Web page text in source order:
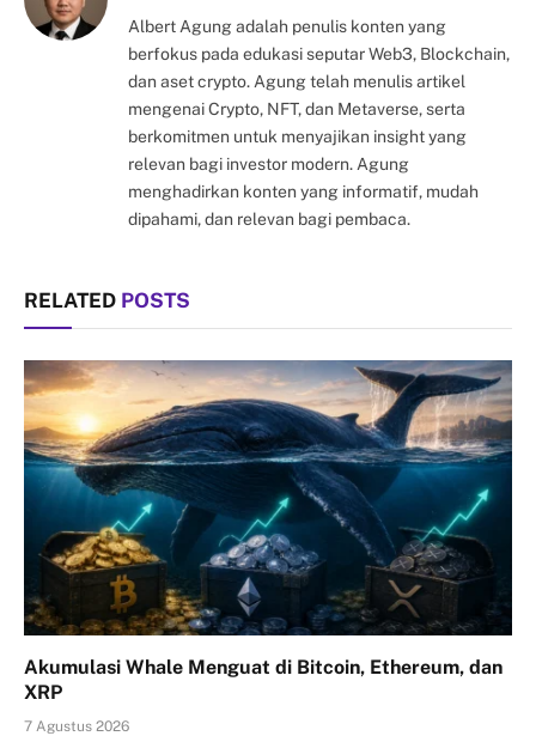
Albert Agung adalah penulis konten yang
berfokus pada edukasi seputar Web3, Blockchain,
dan aset crypto. Agung telah menulis artikel
mengenai Crypto, NFT, dan Metaverse, serta
berkomitmen untuk menyajikan insight yang
relevan bagi investor modern. Agung
menghadirkan konten yang informatif, mudah
dipahami, dan relevan bagi pembaca.
RELATED POSTS
Akumulasi Whale Menguat di Bitcoin, Ethereum, dan
XRP
7 Agustus 2026